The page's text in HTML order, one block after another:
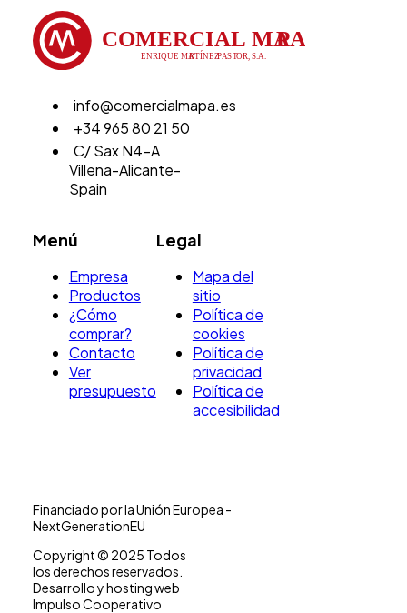
info@comercialmapa.es
+34 965 80 21 50
C/ Sax N4-A
Villena-Alicante-
Spain
Menú
Empresa
Productos
¿Cómo
comprar?
Contacto
Ver
presupuesto
Legal
Mapa del
sitio
Política de
cookies
Política de
privacidad
Política de
accesibilidad
Financiado por la Unión Europea -
NextGenerationEU
Copyright © 2025 Todos
los derechos reservados.
Desarrollo y hosting web
Impulso Cooperativo